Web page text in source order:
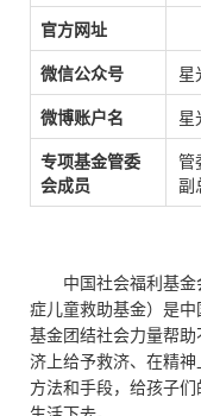
官方网址
微信公众号
星
微博账户名
星
专项基金管委
会成员
管
副
中国社会福利基
症儿童救助基金）是中
基金团结社会力量帮
济上给予救济、在精
方法和手段，给孩子